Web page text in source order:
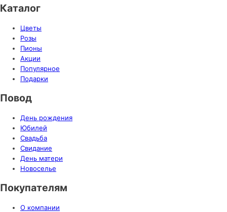
Каталог
Цветы
Розы
Пионы
Акции
Популярное
Подарки
Повод
День рождения
Юбилей
Свадьба
Свидание
День матери
Новоселье
Покупателям
О компании